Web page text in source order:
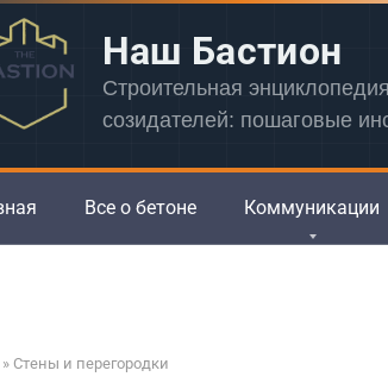
Наш Бастион
Строительная
созидателей: пошаговые
Все о бетоне Коммуникации
» Стены и перегородки